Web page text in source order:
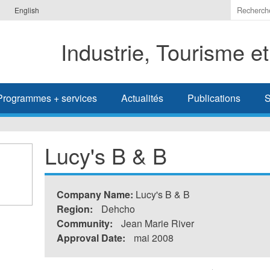
English
Indiquer
les
à
Industrie, Tourisme
+ services Actualités Publications
Lucy's B & B
Company Name: Lucy's B & B
Region:
Dehcho
Community:
Jean Marie River
Approval Date:
mai 2008